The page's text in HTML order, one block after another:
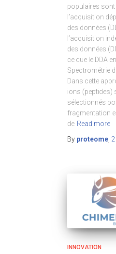
populaires sont
l’acquisition
des données
l’acquisition
des données
ce que le DDA en
Spectrométrie
Dans cette
ions (peptides)
sélectionnés
fragmentation
de Read more
By proteome
INNOVATION